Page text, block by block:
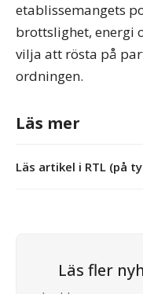
etablissemangets
brottslighet, energi
vilja att rösta på
ordningen.
Läs mer
Läs artikel i RTL (på
Läs fler